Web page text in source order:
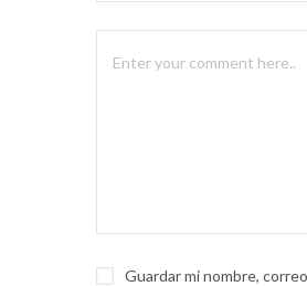
Guardar mi nombre,